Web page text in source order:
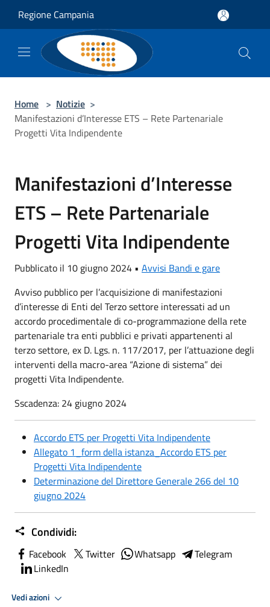
Regione Campania
Home > Notizie >
Manifestazioni d’Interesse ETS – Rete Partenariale
Progetti Vita Indipendente
Manifestazioni d’Interesse
ETS – Rete Partenariale
Progetti Vita Indipendente
Pubblicato il 10 giugno 2024 • Avvisi Bandi e gare
Avviso pubblico per l’acquisizione di manifestazioni
d’interesse di Enti del Terzo settore interessati ad un
accordo procedimentale di co-programmazione della rete
partenariale tra enti pubblici e privati appartenenti al
terzo settore, ex D. Lgs. n. 117/2017, per l’attuazione degli
interventi della macro-area “Azione di sistema” dei
progetti Vita Indipendente.
Sscadenza: 24 giugno 2024
Accordo ETS per Progetti Vita Indipendente
Allegato 1_form della istanza_Accordo ETS per
Progetti Vita Indipendente
Determinazione del Direttore Generale 266 del 10
giugno 2024
Condividi:
Facebook Twitter Whatsapp
Telegram
LinkedIn
Vedi azioni